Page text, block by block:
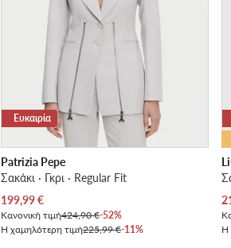
Ευκαιρία
Patrizia Pepe
Σακάκι · Γκρι · Regular Fit
Τρέχουσα τιμή
199,99€
Κανονική τιμή424,90 €-52%
Η χαμηλότερη τιμή225,99 €-11%
Η